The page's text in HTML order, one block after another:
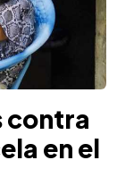
contra
en el